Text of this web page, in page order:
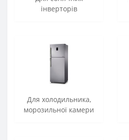
інверторів
Для холодильника,
морозильної камери